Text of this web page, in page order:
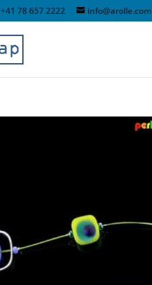
+41 78 657 2222 info@arolle.com